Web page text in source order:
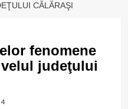
CĂLĂRAŞI
fenomene
judeţului